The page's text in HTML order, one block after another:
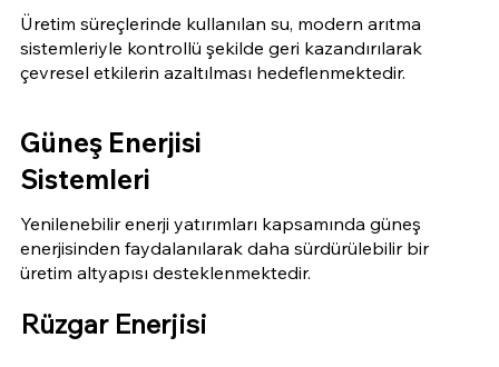
Üretim süreçlerinde kullanılan su, modern arıtma
sistemleriyle kontrollü şekilde geri kazandırılarak
çevresel etkilerin azaltılması hedeflenmektedir.
Güneş Enerjisi
Sistemleri
Yenilenebilir enerji yatırımları kapsamında güneş
enerjisinden faydalanılarak daha sürdürülebilir bir
üretim altyapısı desteklenmektedir.
Rüzgar Enerjisi